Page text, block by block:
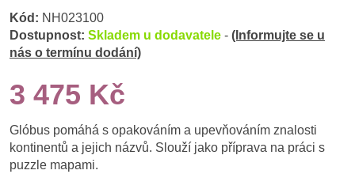
Kód: NH023100
Dostupnost: Skladem u dodavatele - (Informujte se u
nás o termínu dodání)
3 475 Kč
Glóbus pomáhá s opakováním a upevňováním znalosti
kontinentů a jejich názvů. Slouží jako příprava na práci s
puzzle mapami.